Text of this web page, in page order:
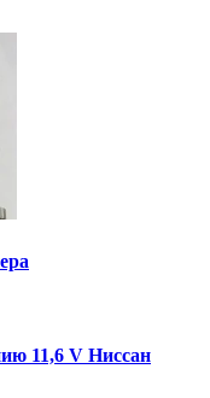
11,6 V Ниссан